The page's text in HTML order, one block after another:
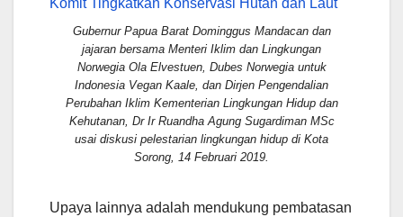
Gubernur Papua Barat Dominggus Mandacan dan
jajaran bersama Menteri Iklim dan Lingkungan
Norwegia Ola Elvestuen, Dubes Norwegia untuk
Indonesia Vegan Kaale, dan Dirjen Pengendalian
Perubahan Iklim Kementerian Lingkungan Hidup dan
Kehutanan, Dr Ir Ruandha Agung Sugardiman MSc
usai diskusi pelestarian lingkungan hidup di Kota
Sorong, 14 Februari 2019.
Upaya lainnya adalah mendukung pembatasan